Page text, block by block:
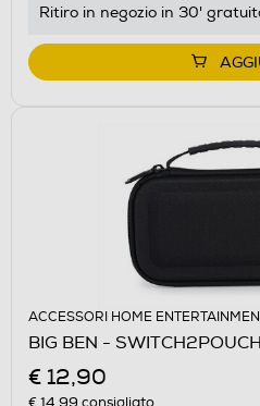
Ritiro in negozio in 30'
ACCESSORI HOME
BIG BEN -
€ 12,90
€ 14,99 consigliato